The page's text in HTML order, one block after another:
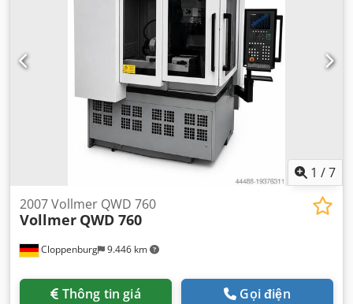
1 /7
Cloppenburg 9.446 km
2007 Vollmer QWD 760
Vollmer QWD 760
Thông tin giá Gọi điện